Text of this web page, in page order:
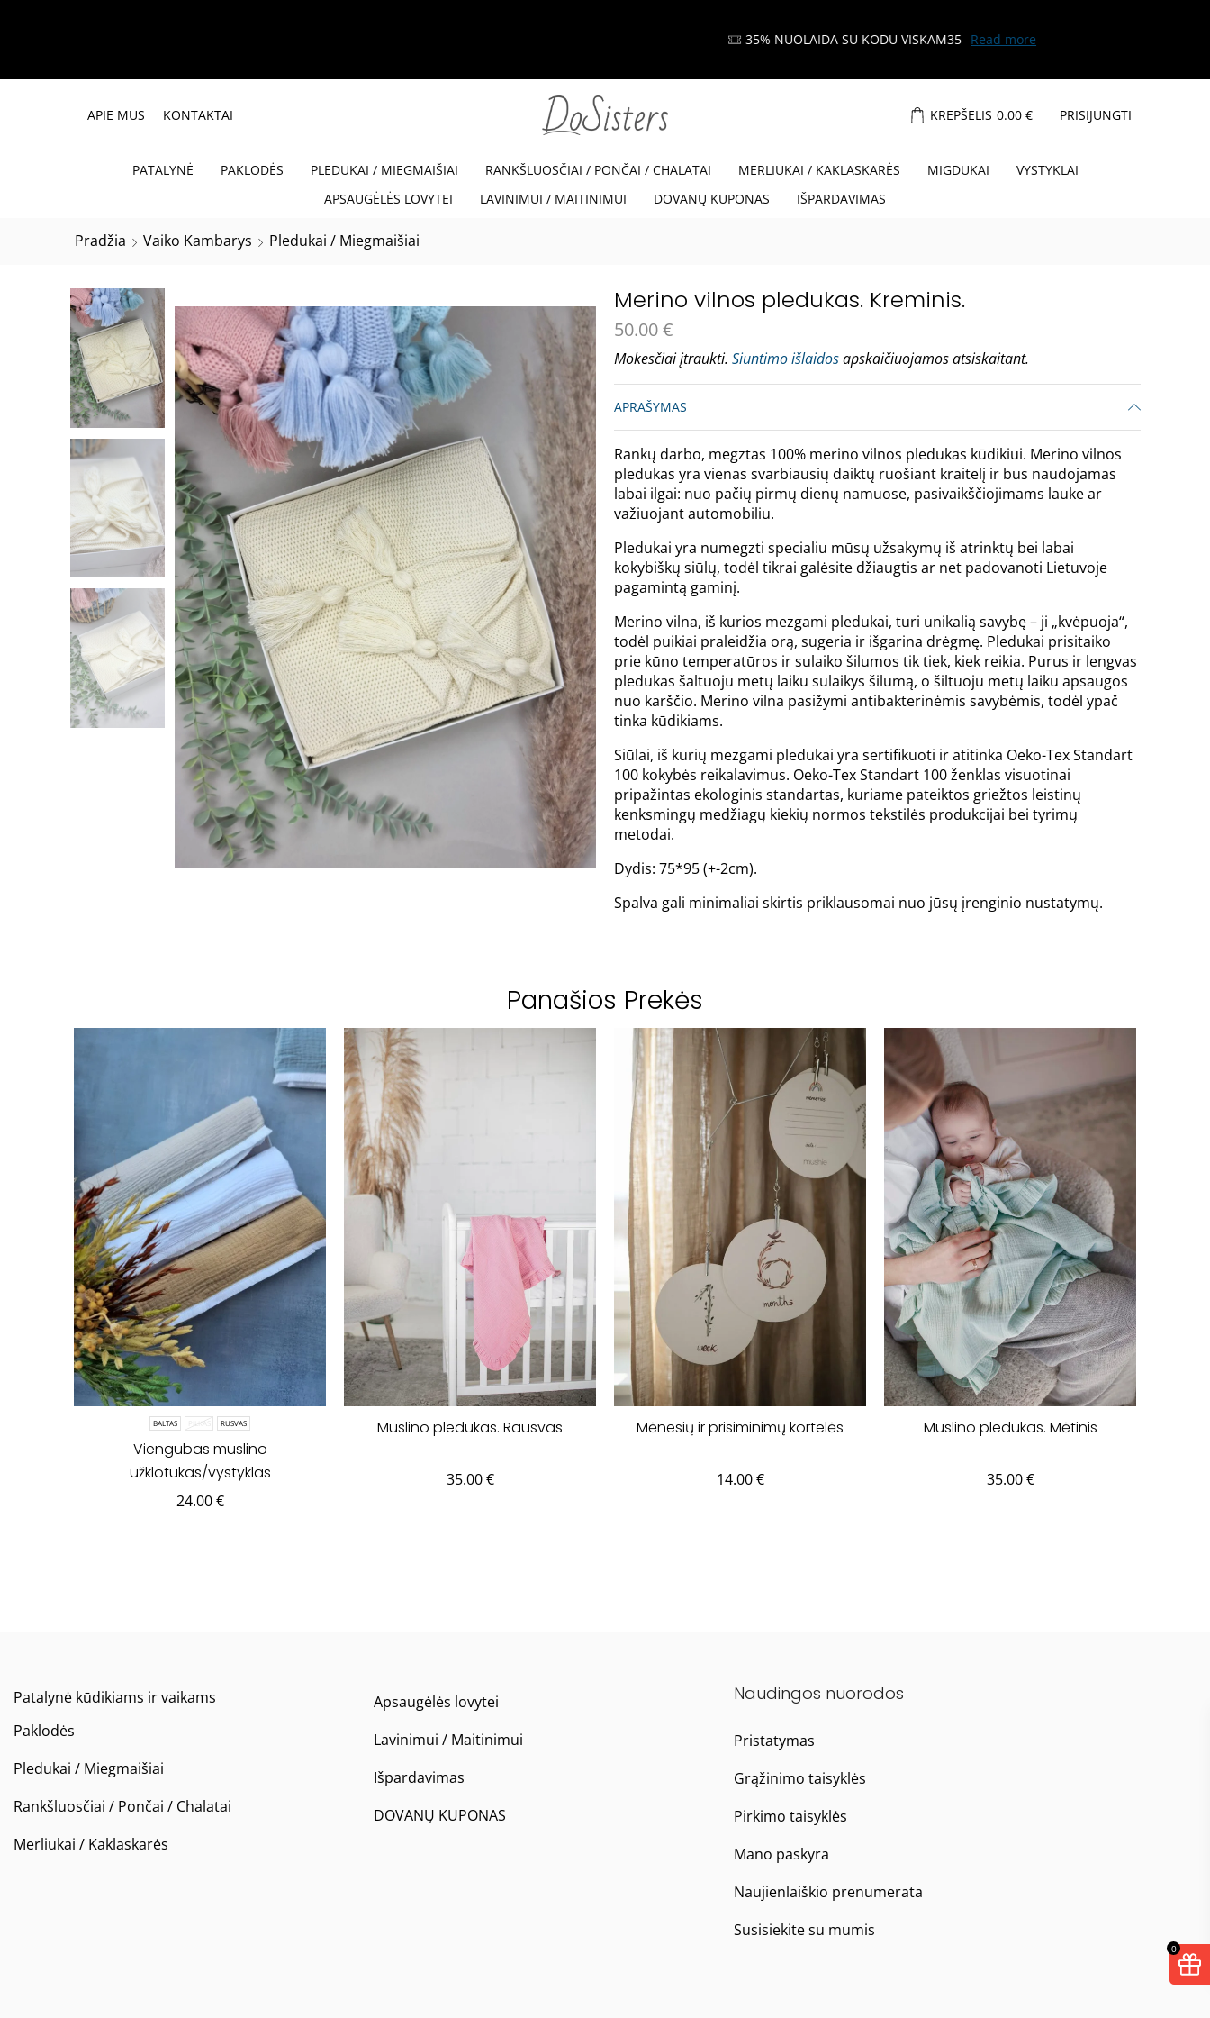
Read more
APIE MUS KONTAKTAI KREPŠELIS 0.00 € PRISIJUNGTI
PATALYNĖ PAKLODĖS PLEDUKAI / MIEGMAIŠIAI RANKŠLUOSČIAI / PONČAI / CHALATAI MERLIUKAI / KAKLASKARĖS MIGDUKAI
VYSTYKLAI
APSAUGĖLĖS LOVYTEI
LAVINIMUI / MAITINIMUI DOVANŲ KUPONAS IŠPARDAVIMAS
Pradžia Vaiko Kambarys Pledukai / Miegmaišiai
Merino vilnos pledukas. Kreminis.
50.00€
Mokesčiai įtraukti. Siuntimo išlaidosapskaičiuojamos atsiskaitant.
APRAŠYMAS
Rankų darbo, megztas 100% merino vilnos pledukas kūdikiui. Merino vilnos
pledukas yra vienas svarbiausių daiktų ruošiant kraitelį ir bus naudojamas
labai ilgai: nuo pačių pirmų dienų namuose, pasivaikščiojimams lauke ar
važiuojant automobiliu.
Pledukai yra numegzti specialiu mūsų užsakymų iš atrinktų bei labai
kokybiškų siūlų, todėl tikrai galėsite džiaugtis ar net padovanoti Lietuvoje
pagamintą gaminį.
Merino vilna, iš kurios mezgami pledukai, turi unikalią savybę – ji „kvėpuoja“,
todėl puikiai praleidžia orą, sugeria ir išgarina drėgmę. Pledukai prisitaiko
prie kūno temperatūros ir sulaiko šilumos tik tiek, kiek reikia. Purus ir lengvas
pledukas šaltuoju metų laiku sulaikys šilumą, o šiltuoju metų laiku apsaugos
nuo karščio. Merino vilna pasižymi antibakterinėmis savybėmis, todėl ypač
tinka kūdikiams.
Siūlai, iš kurių mezgami pledukai yra sertifikuoti ir atitinka Oeko-Tex Standart
100 kokybės reikalavimus. Oeko-Tex Standart 100 ženklas visuotinai
pripažintas ekologinis standartas, kuriame pateiktos griežtos leistinų
kenksmingų medžiagų kiekių normos tekstilės produkcijai bei tyrimų
metodai.
Dydis: 75*95 (+-2cm).
Spalva gali minimaliai skirtis priklausomai nuo jūsų įrenginio nustatymų.
Panašios Prekės
BALTAS PILKAS RUSVAS
Viengubas muslino
užklotukas/vystyklas
24.00€
Muslino pledukas. Rausvas
35.00€
Mėnesių ir prisiminimų kortelės
14.00€
Muslino pledukas. Mėtinis
35.00€
Patalynė kūdikiams ir vaikams
Paklodės
Pledukai / Miegmaišiai
Rankšluosčiai / Pončai / Chalatai
Merliukai / Kaklaskarės
Apsaugėlės lovytei
Lavinimui / Maitinimui
Išpardavimas
DOVANŲ KUPONAS
Naudingos nuorodos
Pristatymas
Grąžinimo taisyklės
Pirkimo taisyklės
Mano paskyra
Naujienlaiškio prenumerata
Susisiekite su mumis
0